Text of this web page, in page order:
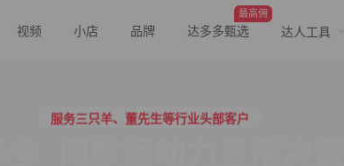
视频 小店 品牌
最高佣
达多多甄选 达人工具
行业价格屠夫，年卡会员低至798/年